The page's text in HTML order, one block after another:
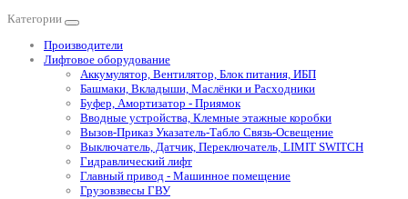
Категории
Производители
Лифтовое оборудование
Аккумулятор, Вентилятор, Блок питания, ИБП
Башмаки, Вкладыши, Маслёнки и Расходники
Буфер, Амортизатор - Приямок
Вводные устройства, Клемные этажные коробки
Вызов-Приказ Указатель-Табло Связь-Освещение
Выключатель, Датчик, Переключатель, LIMIT SWITCH
Гидравлический лифт
Главный привод - Машинное помещение
Грузовзвесы ГВУ